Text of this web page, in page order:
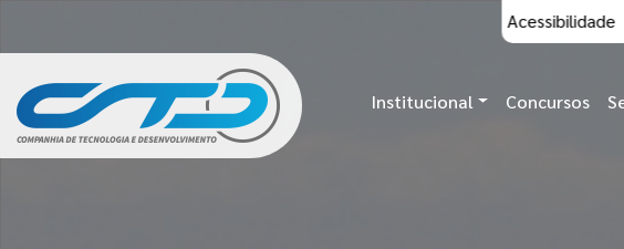
Acessibilidade
Institucional Concursos